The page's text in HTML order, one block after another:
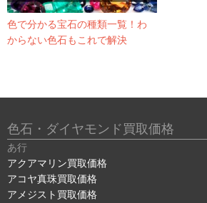
色で分かる宝石の種類一覧！わ
からない色石もこれで解決
色石・ダイヤモンド買取価格
あ行
アクアマリン買取価格
アコヤ真珠買取価格
アメジスト買取価格